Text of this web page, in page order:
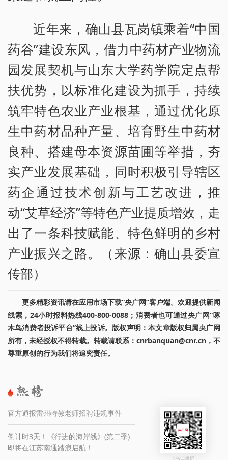
近年来，确山县瓦岗镇乘着“中国
药谷”建设东风，借力中药材产业物流
园发展契机与山东大学药学院定点帮
扶优势，以标准化建设为抓手，持续
筑牢特色农业产业根基，通过优化原
生中药材品种产量、培育野生中药材
良种、搭建母本资源苗圃等举措，夯
实产业发展基础，同时积极引导辖区
药企通过技术创新与工艺改进，推
动“艾草经济”等特色产业提质增效，走
出了一条科技赋能、特色鲜明的乡村
产业振兴之路。（来源：确山县委宣
传部）
更多精彩资讯请在应用市场下载“央广网”客户端。欢迎提供新闻
线索，24小时报料热线400-800-0088；消费者也可通过央广网“啄
木鸟消费者投诉平台”线上投诉。版权声明：本文章版权归属央广网
所有，未经授权不得转载。转载请联系：cnrbanquan@cnr.cn，不
尊重原创的行为我们将追究责任。
官方通报雷州特教老师招聘违规事件
倒计时3天！《行进的海岸线》(第二季)
即将在江苏南通踏浪启航！
长按二维码